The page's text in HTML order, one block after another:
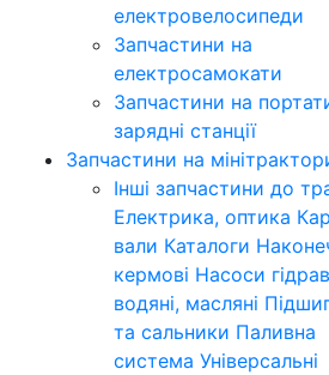
електровелосипеди
Запчастини на
електросамокати
Запчастини на
зарядні станції
Запчастини на
Інші запчастини до
Електрика, оптика
вали Каталоги
кермові Насоси
водяні, масляні
та сальники Паливна
система Універсальні